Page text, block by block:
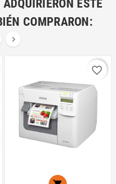
ESTE
COMPRARON:

favorite_border